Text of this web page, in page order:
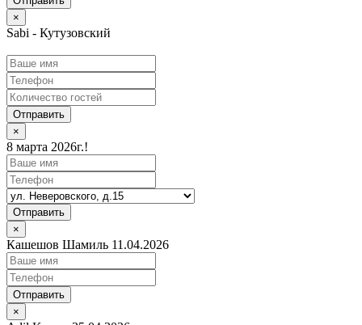
×
Sabi - Кутузовский
Отправить
×
8 марта 2026г.!
Отправить
×
Кашешов Шамиль 11.04.2026
Отправить
×